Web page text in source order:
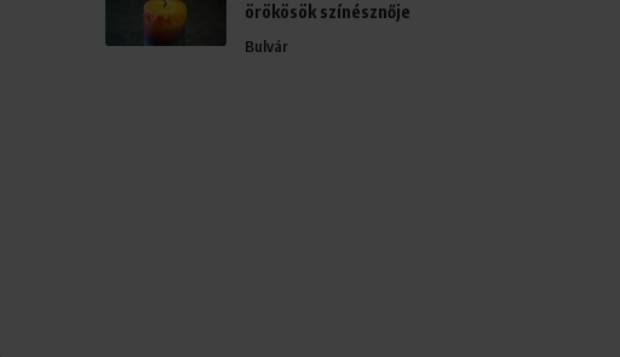
örökösök színésznője
Bulvár